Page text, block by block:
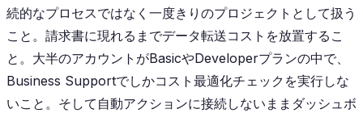
続的なプロセスではなく一度きりのプロジェクトとして扱う
こと。請求書に現れるまでデータ転送コストを放置するこ
と。大半のアカウントがBasicやDeveloperプランの中で、
Business Supportでしかコスト最適化チェックを実行しな
いこと。そして自動アクションに接続しないままダッシュボ